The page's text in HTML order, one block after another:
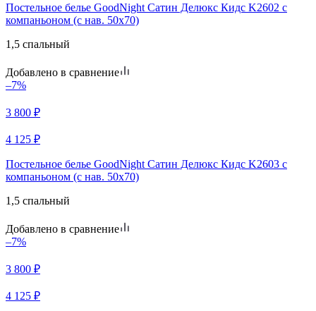
Постельное белье GoodNight Сатин Делюкс Кидс K2602 с
компаньоном (с нав. 50х70)
1,5 спальный
Добавлено в сравнение
–7%
3 800 ₽
4 125 ₽
Постельное белье GoodNight Сатин Делюкс Кидс K2603 с
компаньоном (с нав. 50х70)
1,5 спальный
Добавлено в сравнение
–7%
3 800 ₽
4 125 ₽